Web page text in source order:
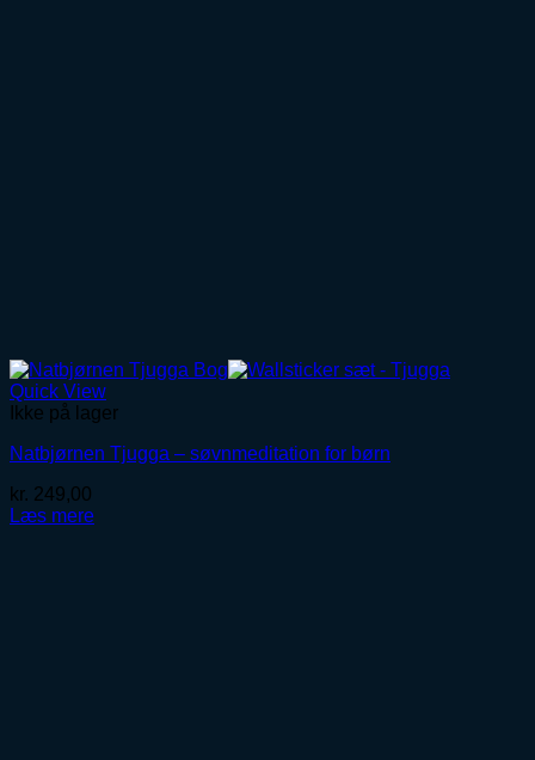
Quick View
Ikke på lager
Natbjørnen Tjugga – søvnmeditation for børn
kr. 249,00
Læs mere